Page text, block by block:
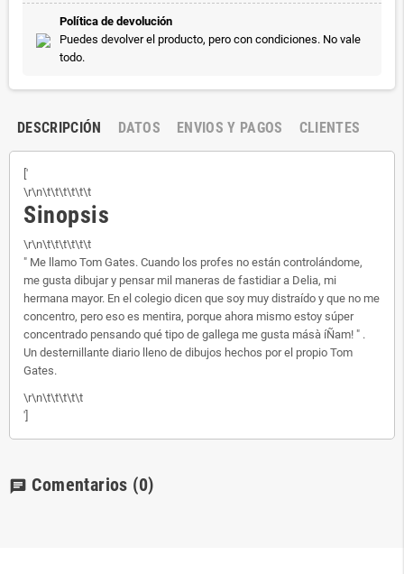
Política de devolución
Puedes devolver el producto, pero con condiciones. No vale
todo.
DESCRIPCIÓN DATOS ENVIOS Y PAGOS CLIENTES
['
\r\n\t\t\t\t\t\t
Sinopsis
\r\n\t\t\t\t\t\t
" Me llamo Tom Gates. Cuando los profes no están controlándome,
me gusta dibujar y pensar mil maneras de fastidiar a Delia, mi
hermana mayor. En el colegio dicen que soy muy distraído y que no me
concentro, pero eso es mentira, porque ahora mismo estoy súper
concentrado pensando qué tipo de gallega me gusta másà íÑam! " .
Un desternillante diario lleno de dibujos hechos por el propio Tom
Gates.
\r\n\t\t\t\t\t
']
chat Comentarios (0)